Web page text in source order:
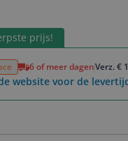
prijs!
6 of meer dagenVerz. €
website voor de